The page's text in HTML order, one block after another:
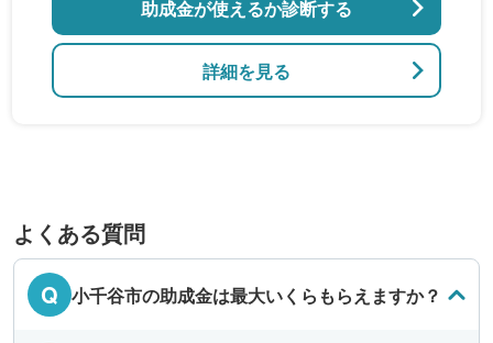
詳細を見る
助成金が使えるか診断する
よくある質問
Q 小千谷市の助成金は最大いくらもらえますか？